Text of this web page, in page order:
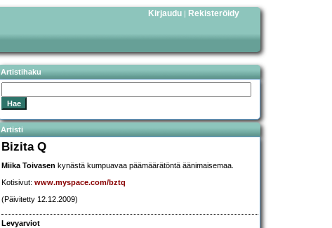
Kirjaudu | Rekisteröidy
Artistihaku
Artisti
Bizita Q
Miika Toivasen kynästä kumpuavaa päämäärätöntä äänimaisemaa.
Kotisivut: www.myspace.com/bztq
(Päivitetty 12.12.2009)
Levyarviot